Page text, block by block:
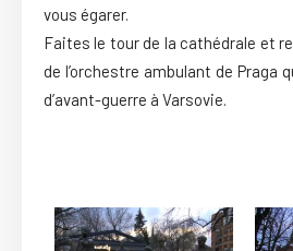
vous égarer.
Faites le tour de la cathédrale et
de l’orchestre ambulant de Praga
d’avant-guerre à Varsovie.